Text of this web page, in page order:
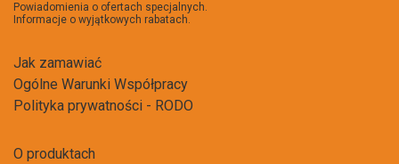
Powiadomienia o ofertach specjalnych.
Informacje o wyjątkowych rabatach.
Jak zamawiać
Ogólne Warunki Współpracy
Polityka prywatności - RODO
O produktach